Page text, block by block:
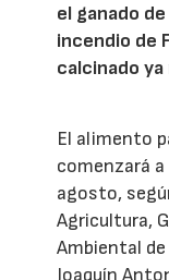
el ganado
incendio de
calcinado
El alimento
comenzará
agosto,
Agricultura,
Ambiental
Joaquín